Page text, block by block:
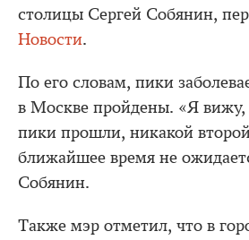
столицы Сергей Собянин,
Новости.
По его словам, пики
в Москве пройдены. «Я вижу,
пики прошли, никакой
ближайшее время не
Собянин.
Также мэр отметил, что в